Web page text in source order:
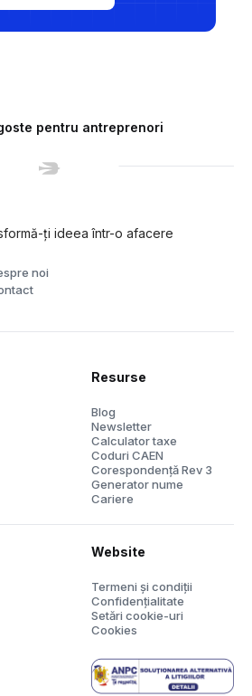
pentru antreprenori
ți ideea într-o afacere
noi
Resurse
Blog
Newsletter
Calculator taxe
Coduri CAEN
Corespondență Rev 3
Generator nume
Cariere
Website
Termeni și condiții
Confidențialitate
Setări cookie-uri
Cookies